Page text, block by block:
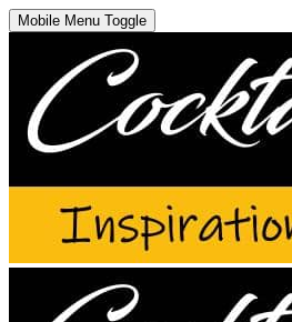
Mobile Menu Toggle